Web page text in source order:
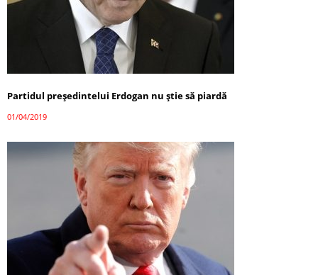
Partidul preşedintelui Erdogan nu știe să piardă
01/04/2019